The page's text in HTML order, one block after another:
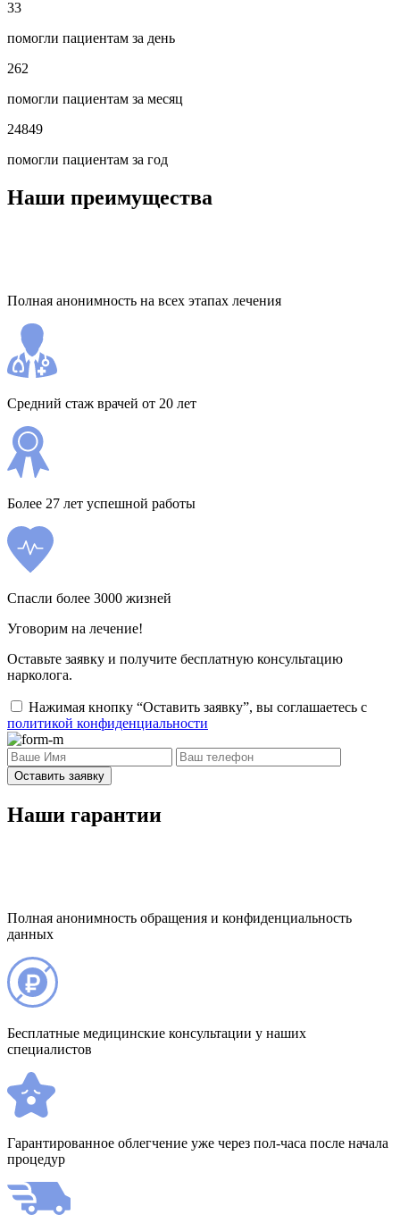
33
помогли пациентам за день
262
помогли пациентам за месяц
24849
помогли пациентам за год
Наши преимущества
Полная анонимность на всех этапах лечения
Средний стаж врачей от 20 лет
Более 27 лет успешной работы
Спасли более 3000 жизней
Уговорим на лечение!
Оставьте заявку и получите бесплатную консультацию
нарколога.
Нажимая кнопку “Оставить заявку”, вы соглашаетесь с
политикой конфиденциальности
Оставить заявку
Наши гарантии
Полная анонимность обращения и конфиденциальность
данных
Бесплатные медицинские консультации у наших
специалистов
Гарантированное облегчение уже через пол-часа после начала
процедур